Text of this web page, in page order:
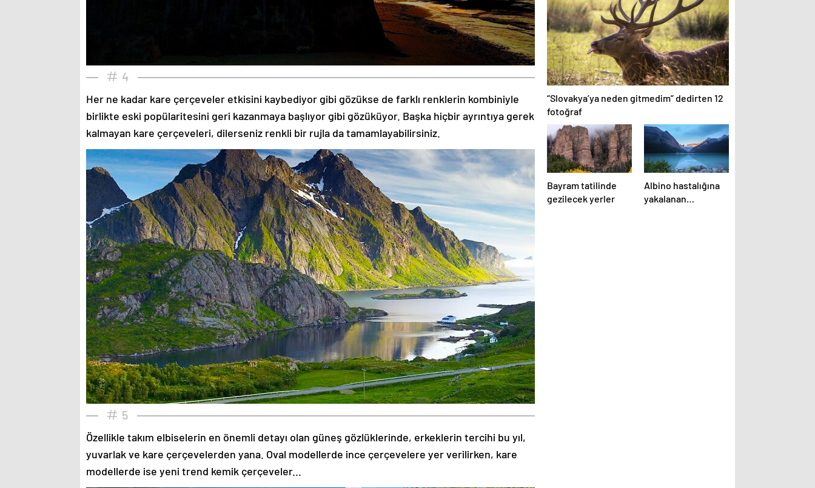
4
Her ne kadar kare çerçeveler etkisini kaybediyor gibi gözükse de farklı renklerin kombiniyle
birlikte eski popülaritesini geri kazanmaya başlıyor gibi gözüküyor. Başka hiçbir ayrıntıya gerek
kalmayan kare çerçeveleri, dilerseniz renkli bir rujla da tamamlayabilirsiniz.
5
Özellikle takım elbiselerin en önemli detayı olan güneş gözlüklerinde, erkeklerin tercihi bu yıl,
yuvarlak ve kare çerçevelerden yana. Oval modellerde ince çerçevelere yer verilirken, kare
modellerde ise yeni trend kemik çerçeveler...
görüntüledi.
“Slovakya’ya neden gitmedim” dedirten 12
fotoğraf
Bayram tatilinde
gezilecek yerler
Albino hastalığına
yakalanan